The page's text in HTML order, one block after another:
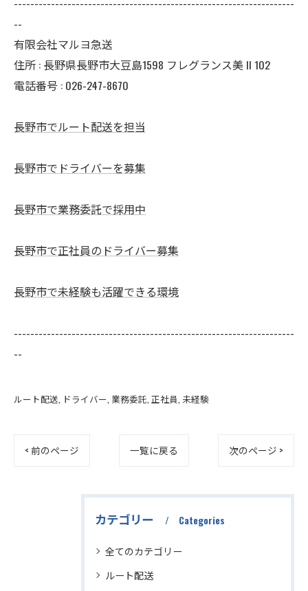
--
有限会社マルヨ急送
住所 : 長野県長野市大豆島1598 フレグランス美 II 102
電話番号 : 026-247-8670
長野市でルート配送を担当
長野市でドライバーを募集
長野市で業務委託で採用中
長野市で正社員のドライバー募集
長野市で未経験も活躍できる環境
--------------------------------------------------------------------
--
ルート配送 ドライバー 業務委託 正社員 未経験
< 前のページ 一覧に戻る 次のページ >
カテゴリー Categories
全てのカテゴリー
ルート配送